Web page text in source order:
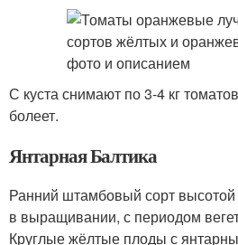
С куста снимают по 3-4 кг
болеет.
Янтарная Балтика
Ранний штамбовый сорт
в выращивании, с периодом
Круглые жёлтые плоды с